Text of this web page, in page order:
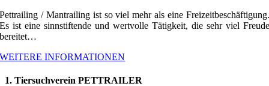
Pettrailing / Mantrailing ist so viel mehr als eine Freizeitbeschäftigung.
Es ist eine sinnstiftende und wertvolle Tätigkeit, die sehr viel Freude
bereitet…
WEITERE INFORMATIONEN
1. Tiersuchverein PETTRAILER